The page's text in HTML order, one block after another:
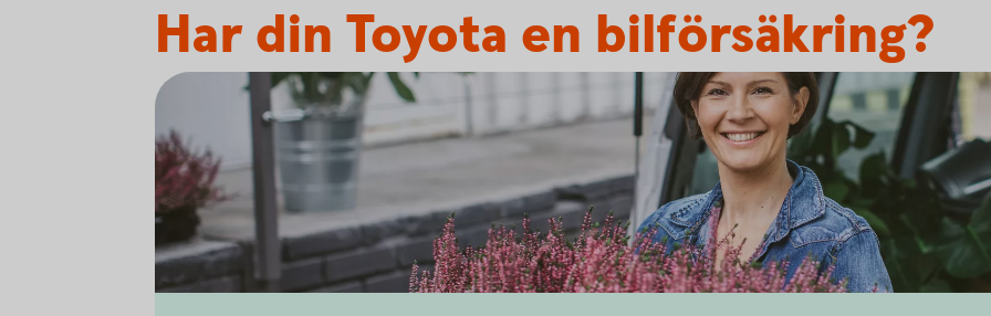
Har din Toyota en bilförsäkring?